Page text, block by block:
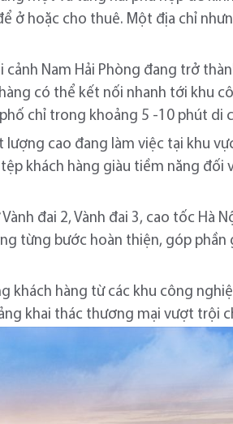
ở hoặc cho thuê. Một địa chỉ
Nam Hải Phòng đang trở
có thể kết nối nhanh tới khu
chỉ trong khoảng 5 -10 phút di
cao đang làm việc tại khu
khách hàng giàu tiềm năng đối
đai 2, Vành đai 3, cao tốc Hà
từng bước hoàn thiện, góp
khách hàng từ các khu công
khai thác thương mại vượt trội